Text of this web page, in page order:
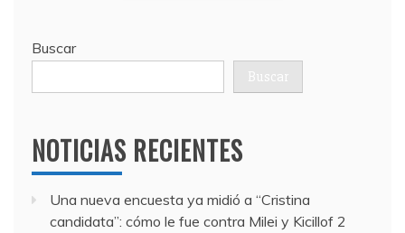
Buscar
Buscar
NOTICIAS RECIENTES
Una nueva encuesta ya midió a “Cristina
candidata”: cómo le fue contra Milei y Kicillof 2